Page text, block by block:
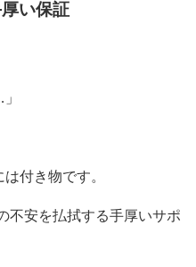
い保証
付き物です。
不安を払拭する手厚いサポ